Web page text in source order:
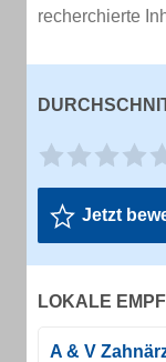
recherchierte
Jetzt
LOKALE
A & V